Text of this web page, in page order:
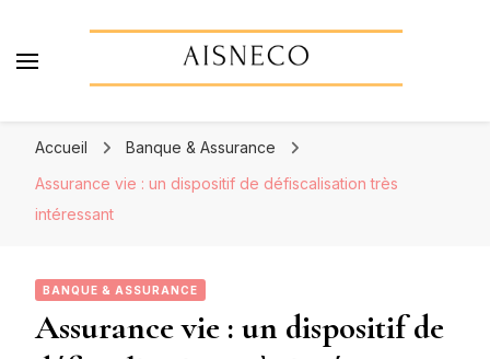
Accueil
Banque & Assurance
Assurance vie : un dispositif de défiscalisation très
intéressant
BANQUE & ASSURANCE
Assurance vie : un dispositif de